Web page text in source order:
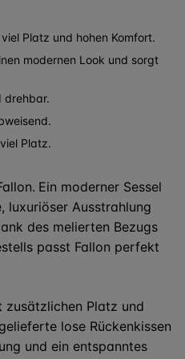
Platz und hohen Komfort.
modernen Look und sorgt
drehbar.
Platz.
Ein moderner Sessel
luxuriöser Ausstrahlung
des melierten Bezugs
passt Fallon perfekt
Platz und
lose Rückenkissen
und ein entspanntes